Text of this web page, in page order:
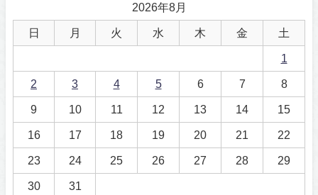
2026年8月
日 月 火 水 木 金 土
1
2 3 4 5 6 7 8
9 10 11 12 13 14 15
16 17 18 19 20 21 22
23 24 25 26 27 28 29
30
31